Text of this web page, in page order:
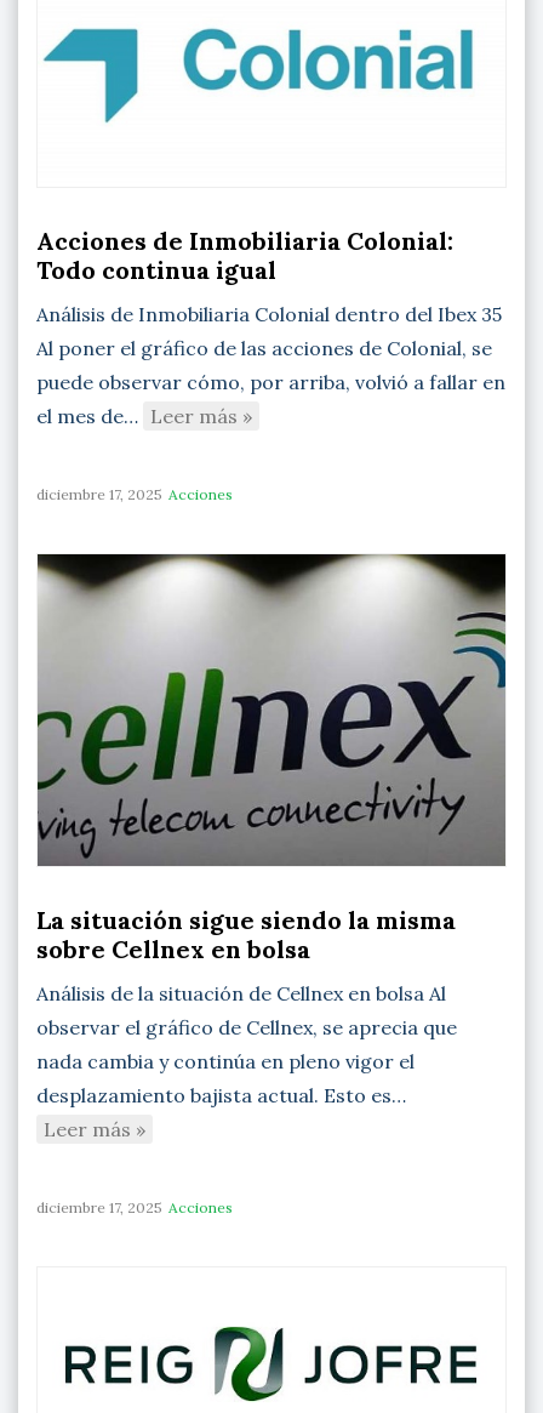
Acciones de Inmobiliaria Colonial:
Todo continua igual
Análisis de Inmobiliaria Colonial dentro del Ibex 35
Al poner el gráfico de las acciones de Colonial, se
puede observar cómo, por arriba, volvió a fallar en
el mes de… Leer más »
diciembre 17, 2025 Acciones
La situación sigue siendo la misma
sobre Cellnex en bolsa
Análisis de la situación de Cellnex en bolsa Al
observar el gráfico de Cellnex, se aprecia que
nada cambia y continúa en pleno vigor el
desplazamiento bajista actual. Esto es…
Leer más »
diciembre 17, 2025 Acciones